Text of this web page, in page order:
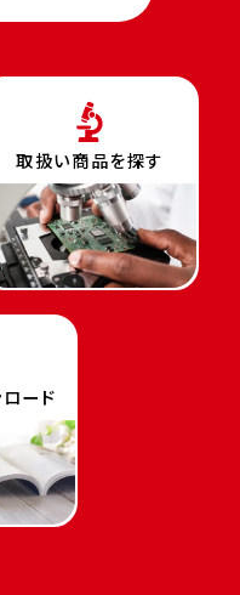
取扱い商品を探す
ード